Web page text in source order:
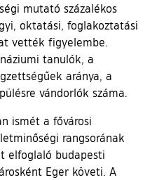
mutató százalékos
oktatási, foglakoztatási
vették figyelembe.
tanulók, a
aránya, a
vándorlók száma.
ismét a fővárosi
rangsorának
elfoglaló budapesti
Eger követi. A